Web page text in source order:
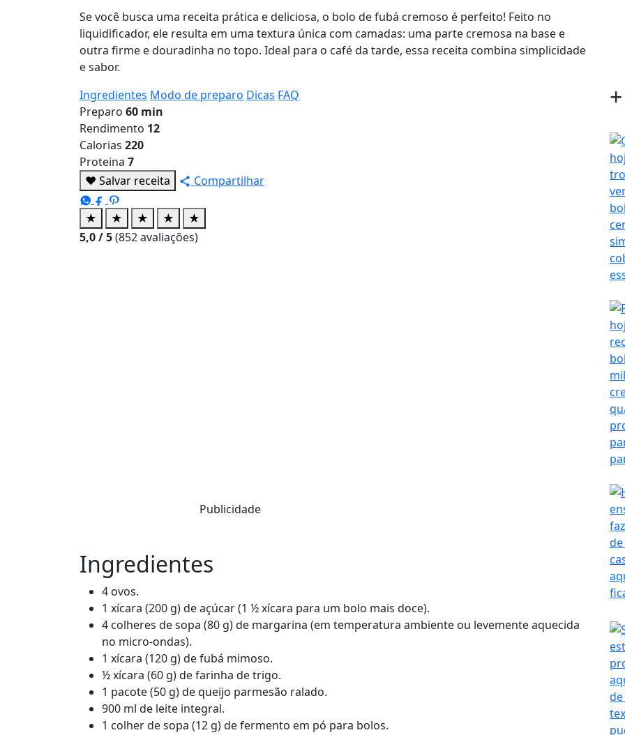
Se você busca uma receita prática e deliciosa, o bolo de fubá cremoso é perfeito! Feito no
liquidificador, ele resulta em uma textura única com camadas: uma parte cremosa na base e
outra firme e douradinha no topo. Ideal para o café da tarde, essa receita combina simplicidade
e sabor.
Ingredientes Modo de preparo Dicas FAQ
Preparo 60 min
Rendimento 12
Calorias 220
Proteina 7
♥ Salvar receita Compartilhar
★ ★ ★ ★
★
5,0/ 5(852avaliações)
Publicidade
Ingredientes
4 ovos.
1 xícara (200 g) de açúcar (1 ½ xícara para um bolo mais doce).
4 colheres de sopa (80 g) de margarina (em temperatura ambiente ou levemente aquecida
no micro-ondas).
1 xícara (120 g) de fubá mimoso.
½ xícara (60 g) de farinha de trigo.
1 pacote (50 g) de queijo parmesão ralado.
900 ml de leite integral.
1 colher de sopa (12 g) de fermento em pó para bolos.